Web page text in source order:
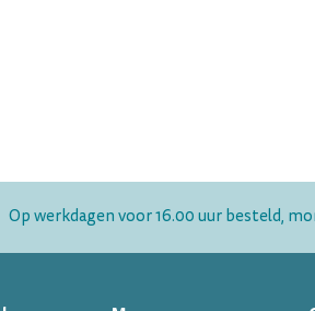
Op werkdagen voor 16.00 uur besteld,